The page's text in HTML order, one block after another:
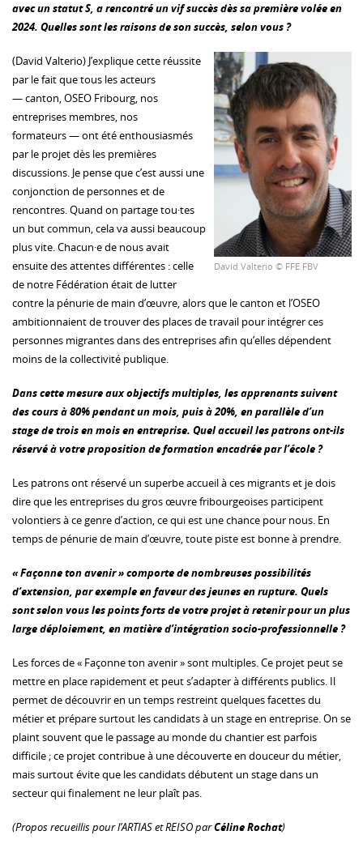
avec un statut S, a rencontré un vif succès dès sa première volée en
2024. Quelles sont les raisons de son succès, selon vous ?
David Valterio © FFE FBV
(David Valterio) J’explique cette réussite
par le fait que tous les acteurs
— canton, OSEO Fribourg, nos
entreprises membres, nos
formateurs — ont été enthousiasmés
par le projet dès les premières
discussions. Je pense que c’est aussi une
conjonction de personnes et de
rencontres. Quand on partage tou·tes
un but commun, cela va aussi beaucoup
plus vite. Chacun·e de nous avait
ensuite des attentes différentes : celle
de notre Fédération était de lutter
contre la pénurie de main d’œuvre, alors que le canton et l’OSEO
ambitionnaient de trouver des places de travail pour intégrer ces
personnes migrantes dans des entreprises afin qu’elles dépendent
moins de la collectivité publique.
Dans cette mesure aux objectifs multiples, les apprenants suivent
des cours à 80% pendant un mois, puis à 20%, en parallèle d’un
stage de trois en mois en entreprise. Quel accueil les patrons ont-ils
réservé à votre proposition de formation encadrée par l’école ?
Les patrons ont réservé un superbe accueil à ces migrants et je dois
dire que les entreprises du gros œuvre fribourgeoises participent
volontiers à ce genre d’action, ce qui est une chance pour nous. En
temps de pénurie de main d’œuvre, toute piste est bonne à prendre.
« Façonne ton avenir » comporte de nombreuses possibilités
d’extension, par exemple en faveur des jeunes en rupture. Quels
sont selon vous les points forts de votre projet à retenir pour un plus
large déploiement, en matière d’intégration socio-professionnelle ?
Les forces de « Façonne ton avenir » sont multiples. Ce projet peut se
mettre en place rapidement et peut s’adapter à différents publics. Il
permet de découvrir en un temps restreint quelques facettes du
métier et prépare surtout les candidats à un stage en entreprise. On se
plaint souvent que le passage au monde du chantier est parfois
difficile ; ce projet contribue à une découverte en douceur du métier,
mais surtout évite que les candidats débutent un stage dans un
secteur qui finalement ne leur plaît pas.
(Propos recueillis pour l’ARTIAS et REISO parCéline Rochat)